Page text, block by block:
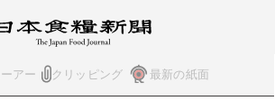
アー クリッピング 最新の紙面